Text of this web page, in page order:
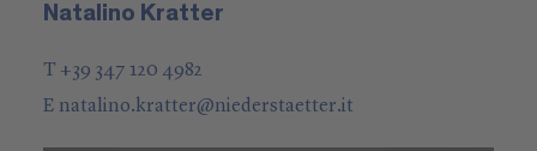
Natalino Kratter
T +39 347 120 4982
E natalino.kratter@niederstaetter.it